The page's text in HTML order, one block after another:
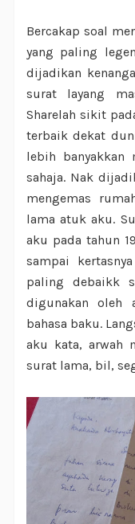
Bercakap soal
yang paling
dijadikan
surat layang
Sharelah sikit
terbaik dekat
lebih banyakkan
sahaja. Nak
mengemas
lama atuk aku.
aku pada tahun
sampai
paling debaikk
digunakan oleh
bahasa baku.
aku kata, arwah
surat lama, bil,